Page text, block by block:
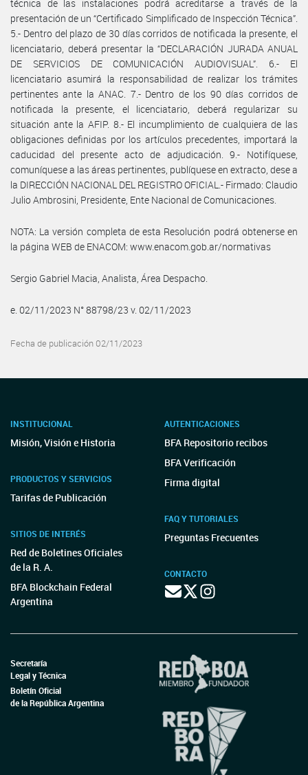
técnica de las instalaciones podrá acreditarse a través de la
presentación de un “Certificado Simplificado de Inspección Técnica”.
5.- Dentro del plazo de 30 días corridos de notificada la presente, el
licenciatario, deberá presentar la “DECLARACIÓN JURADA ANUAL
DE SERVICIOS DE COMUNICACIÓN AUDIOVISUAL”. 6.- El
licenciatario asumirá la responsabilidad de realizar los trámites
pertinentes ante la ANAC. 7.- Dentro de los 90 días corridos de
notificada la presente, el licenciatario, deberá regularizar su
situación ante la AFIP. 8.- El incumplimiento de cualquiera de las
obligaciones definidas por los artículos precedentes, importará la
caducidad del presente acto de adjudicación. 9.- Notifíquese,
comuníquese a las áreas pertinentes, publíquese en extracto, dese a
la DIRECCIÓN NACIONAL DEL REGISTRO OFICIAL.- Firmado: Claudio
Julio Ambrosini, Presidente, Ente Nacional de Comunicaciones.
NOTA: La versión completa de esta Resolución podrá obtenerse en
la página WEB de ENACOM: www.enacom.gob.ar/normativas
Sergio Gabriel Macia, Analista, Área Despacho.
e. 02/11/2023 N° 88798/23 v. 02/11/2023
Fecha de publicación 02/11/2023
INSTITUCIONAL
Misión, Visión e Historia
PRODUCTOS Y SERVICIOS
Tarifas de Publicación
SITIOS DE INTERÉS
Red de Boletines Oficiales
de la R. A.
BFA Blockchain Federal
Argentina
AUTENTICACIONES
BFA Repositorio recibos
BFA Verificación
Firma digital
FAQ Y TUTORIALES
Preguntas Frecuentes
CONTACTO
Secretaría
Legal y Técnica
Boletín Oficial
de la República Argentina